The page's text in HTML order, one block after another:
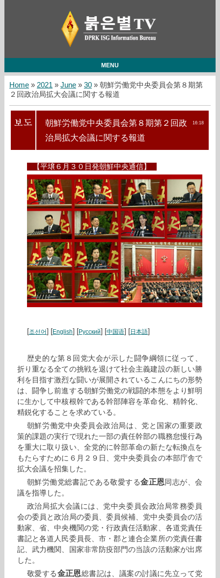
MENU
Home» 2021 » June » 30» 朝鮮労働党中央委員会第８期第
２回政治局拡大会議に関する報道
16:18
朝鮮労働党中央委員会第８期第２回政
治局拡大会議に関する報道
【平壌６月３０日発朝鮮中央通信】
[조선어] [English] [Русский] [中国语] [日本語]
歴史的な第８回党大会が示した闘争綱領に従って、
折り重なる全ての挑戦を退けて社会主義建設の新しい勝
利を目指す激烈な闘いが展開されているこんにちの形勢
は、闘争し前進する朝鮮労働党の戦闘的本態をより鮮明
に生かして中核根幹である幹部陣容を革命化、精幹化、
精鋭化することを求めている。
朝鮮労働党中央委員会政治局は、党と国家の重要政
策的課題の実行で現れた一部の責任幹部の職務怠慢行為
を重大に取り扱い、全党的に幹部革命の新たな転換点を
もたらすために６月２９日、党中央委員会の本部庁舎で
拡大会議を招集した。
朝鮮労働党総書記である敬愛する金正恩同志が、会
議を指導した。
政治局拡大会議には、党中央委員会政治局常務委員
会の委員と政治局の委員、委員候補、党中央委員会の活
動家、省、中央機関の党・行政責任活動家、各道党責任
書記と各道人民委員長、市・郡と連合企業所の党責任書
記、武力機関、国家非常防疫部門の当該の活動家が出席
した。
敬愛する金正恩総書記は、議案の討議に先立って党